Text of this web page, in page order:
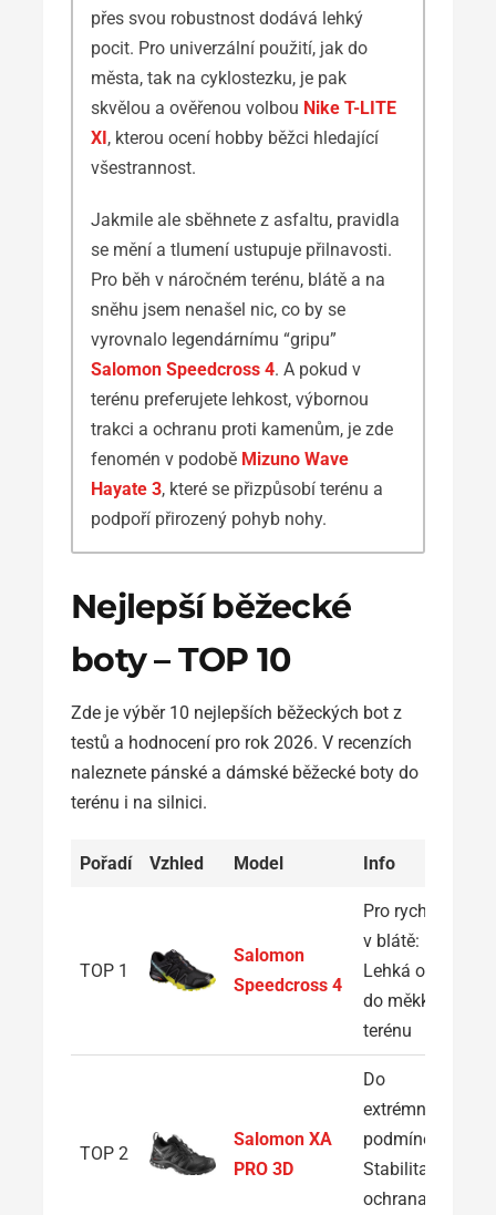
přes svou robustnost dodává lehký
pocit. Pro univerzální použití, jak do
města, tak na cyklostezku, je pak
skvělou a ověřenou volbou Nike T-LITE
XI, kterou ocení hobby běžci hledající
všestrannost.
Jakmile ale sběhnete z asfaltu, pravidla
se mění a tlumení ustupuje přilnavosti.
Pro běh v náročném terénu, blátě a na
sněhu jsem nenašel nic, co by se
vyrovnalo legendárnímu “gripu”
Salomon Speedcross 4. A pokud v
terénu preferujete lehkost, výbornou
trakci a ochranu proti kamenům, je zde
fenomén v podobě Mizuno Wave
Hayate 3, které se přizpůsobí terénu a
podpoří přirozený pohyb nohy.
Nejlepší běžecké
boty – TOP 10
Zde je výběr 10 nejlepších běžeckých bot z
testů a hodnocení pro rok 2026. V recenzích
naleznete pánské a dámské běžecké boty do
terénu i na silnici.
Pořadí Vzhled Model Info
TOP 1
Salomon
Speedcross 4
Pro rychlost
v blátě:
Lehká obuv
do měkkého
terénu
TOP 2
Salomon XA
PRO 3D
Do
extrémních
podmínek:
Stabilita a
ochrana i v